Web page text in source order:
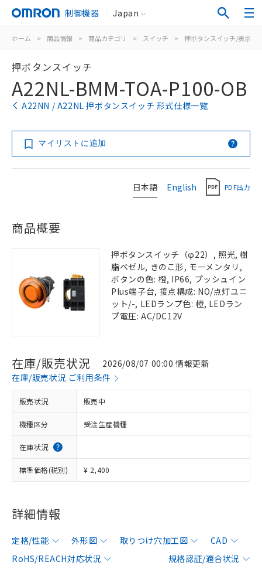
制御機器 Japan
ホーム > 商品情報 > 商品カテゴリ > スイッチ > 押ボタンスイッチ/表示灯
押ボタンスイッチ
A22NL-BMM-TOA-P100-OB
A22NN / A22NL 押ボタンスイッチ 形式仕様一覧
マイリストに追加
日本語 English PDF出力
商品概要
押ボタンスイッチ（φ22）, 照光, 樹
脂ベゼル, きのこ形, モーメンタリ,
ボタンの色: 橙, IP66, プッシュイン
Plus端子台, 接点構成: NO/点灯ユニ
ット/-, LEDランプ色: 橙, LEDラン
プ電圧: AC/DC12V
在庫/販売状況
2026/08/07 00:00 情報更新
在庫/販売状況 ご利用条件
販売状況 販売中
機種区分 受注生産機種
在庫状況
標準価格(税別) ¥ 2,400
詳細情報
定格/性能 外形図 取りつけ穴加工図
CAD
RoHS/REACH対応状況
規格認証/適合状況